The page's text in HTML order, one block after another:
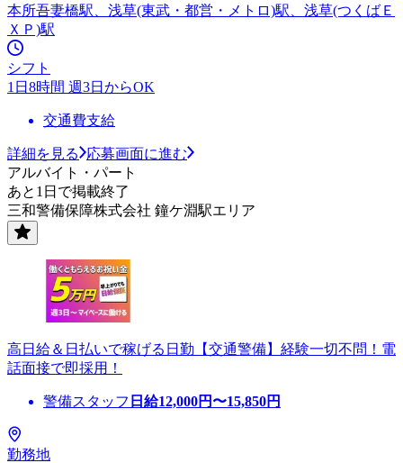
本所吾妻橋駅、浅草(東武・都営・メトロ)駅、浅草(つくばＥ
ＸＰ)駅
シフト
1日8時間 週3日からOK
交通費支給
詳細を見る
応募画面に進む
アルバイト・パート
あと1日で掲載終了
三和警備保障株式会社 鐘ケ淵駅エリア
高日給＆日払いで稼げる日勤【交通警備】経験一切不問！電
話面接で即採用！
警備スタッフ 日給12,000円〜15,850円
勤務地